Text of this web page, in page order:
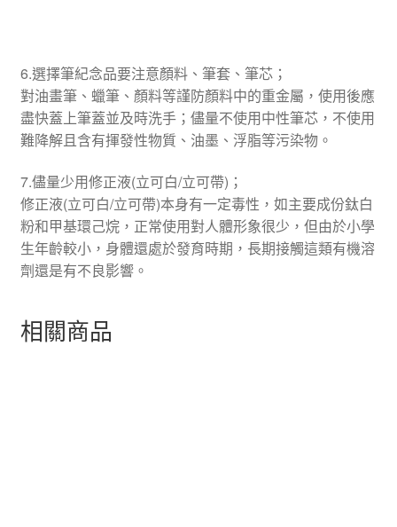
6.選擇筆紀念品要注意顏料、筆套、筆芯；
對油畫筆、蠟筆、顏料等謹防顏料中的重金屬，使用後應
盡快蓋上筆蓋並及時洗手；儘量不使用中性筆芯，不使用
難降解且含有揮發性物質、油墨、浮脂等污染物。
7.儘量少用修正液(立可白/立可帶)；
修正液(立可白/立可帶)本身有一定毒性，如主要成份鈦白
粉和甲基環己烷，正常使用對人體形象很少，但由於小學
生年齡較小，身體還處於發育時期，長期接觸這類有機溶
劑還是有不良影響。
相關商品